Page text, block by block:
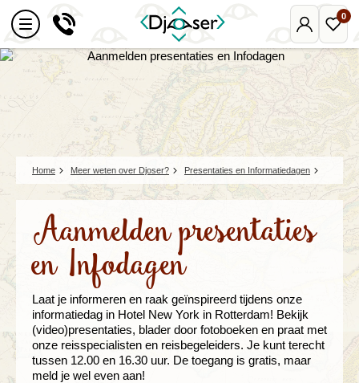
Mijn
Djoser
0
Home Meer weten over Djoser? Presentaties en Informatiedagen
Aanmelden presentaties
en Infodagen
Laat je informeren en raak geïnspireerd tijdens onze
informatiedag in Hotel New York in Rotterdam! Bekijk
(video)presentaties, blader door fotoboeken en praat met
onze reisspecialisten en reisbegeleiders. Je kunt terecht
tussen 12.00 en 16.30 uur. De toegang is gratis, maar
meld je wel even aan!